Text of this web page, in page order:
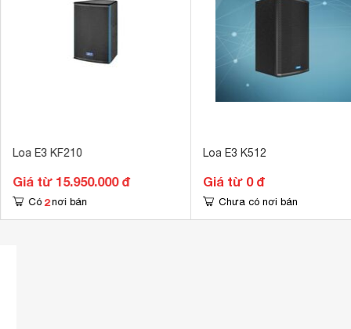
Loa E3 KF210
Giá từ 15.950.000 đ
Có 2 nơi bán
Loa E3 K512
Giá từ 0 đ
Chưa có nơi bán